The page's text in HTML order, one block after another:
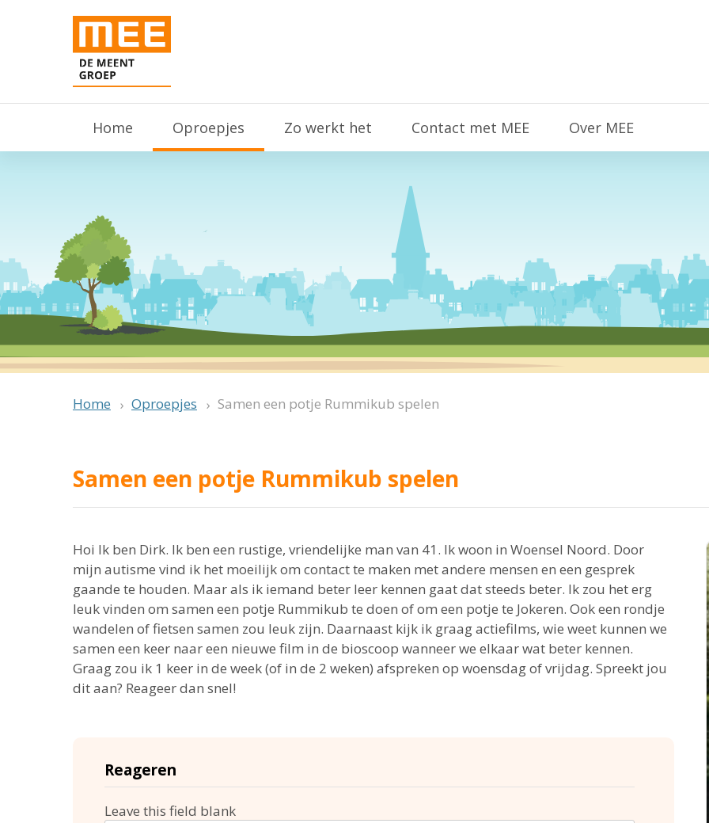
Home Oproepjes Zo werkt het Contact met MEE Over MEE
Home Oproepjes Samen een potje Rummikub spelen
Samen een potje Rummikub spelen
Hoi Ik ben Dirk. Ik ben een rustige, vriendelijke man van 41. Ik woon in Woensel Noord. Door
mijn autisme vind ik het moeilijk om contact te maken met andere mensen en een gesprek
gaande te houden. Maar als ik iemand beter leer kennen gaat dat steeds beter. Ik zou het erg
leuk vinden om samen een potje Rummikub te doen of om een potje te Jokeren. Ook een rondje
wandelen of fietsen samen zou leuk zijn. Daarnaast kijk ik graag actiefilms, wie weet kunnen we
samen een keer naar een nieuwe film in de bioscoop wanneer we elkaar wat beter kennen.
Graag zou ik 1 keer in de week (of in de 2 weken) afspreken op woensdag of vrijdag. Spreekt jou
dit aan? Reageer dan snel!
Reageren
Leave this field blank